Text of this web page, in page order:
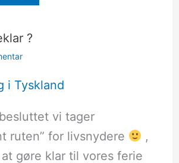
?
vi tager
ruten” for livsnydere
,
gøre klar til vores ferie